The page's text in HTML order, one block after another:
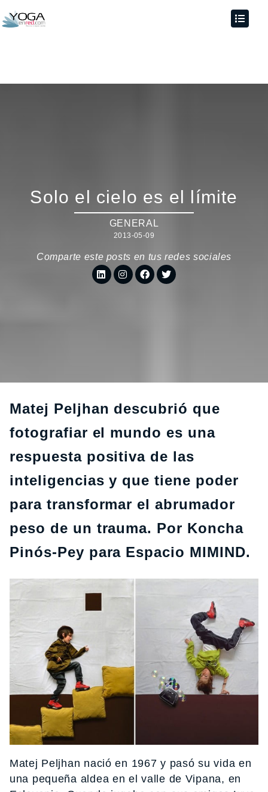
Solo el cielo es el límite
GENERAL
2013-05-09
Comparte este posts en tus redes sociales
Matej Peljhan descubrió que
fotografiar el mundo es una
respuesta positiva de las
inteligencias y que tiene poder
para transformar el abrumador
peso de un trauma. Por Koncha
Pinós-Pey para Espacio MIMIND.
Matej Peljhan nació en 1967 y pasó su vida en
una pequeña aldea en el valle de Vipana, en